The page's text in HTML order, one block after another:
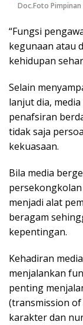
Doc.Foto
“Fungsi
kegunaan atau
kehidupan
Selain
lanjut dia,
penafsiran
tidak saja
kekuasaan.
Bila media
menjadi alat
beragam
kepentingan.
Kehadiran
menjalankan
penting
(transmission of
karakter dan